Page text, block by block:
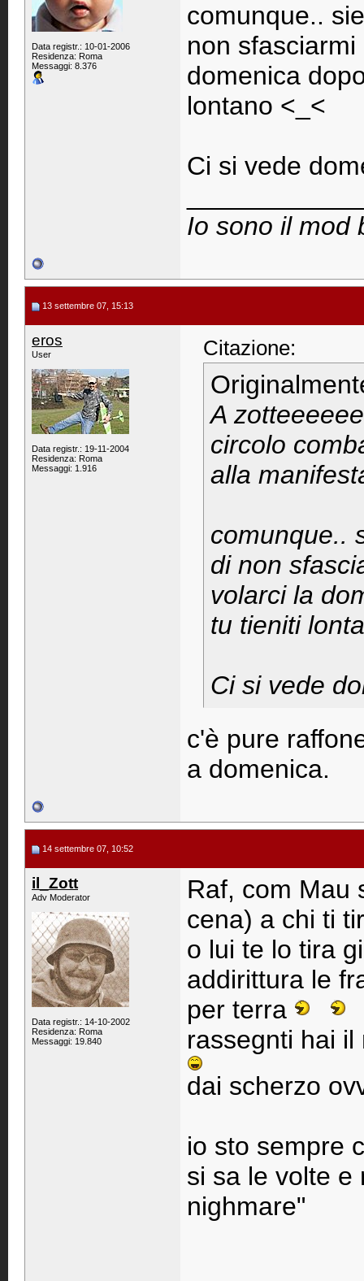
Data registr.: 10-01-2006
Residenza: Roma
Messaggi: 8.376
comunque..
non
domenica
lontano <_<
Ci si vede
Io sono il mod
13 settembre 07, 15:13
eros
User
Data registr.: 19-11-2004
Residenza: Roma
Messaggi: 1.916
Citazione:
A
circolo
alla
comunque..
di non
volarci la
tu tieniti
Ci si vede
c'è pure
a domenica.
14 settembre 07, 10:52
il_Zott
Adv Moderator
Data registr.: 14-10-2002
Residenza: Roma
Messaggi: 19.840
Raf, com Mau
cena) a chi ti
o lui te lo tira
addirittura le
per terra
rassegnti hai
dai scherzo
io sto sempre
si sa le volte e
nighmare"